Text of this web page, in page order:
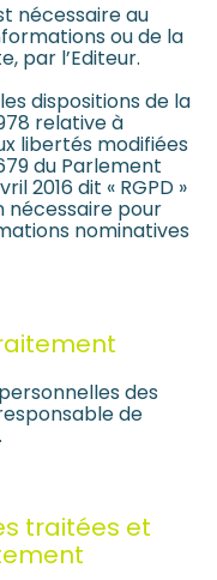
nécessaire au
ou de la
par l’Editeur.
dispositions de la
relative à
libertés modifiées
du Parlement
2016 dit « RGPD »
pour
nominatives
des
de
traitées et